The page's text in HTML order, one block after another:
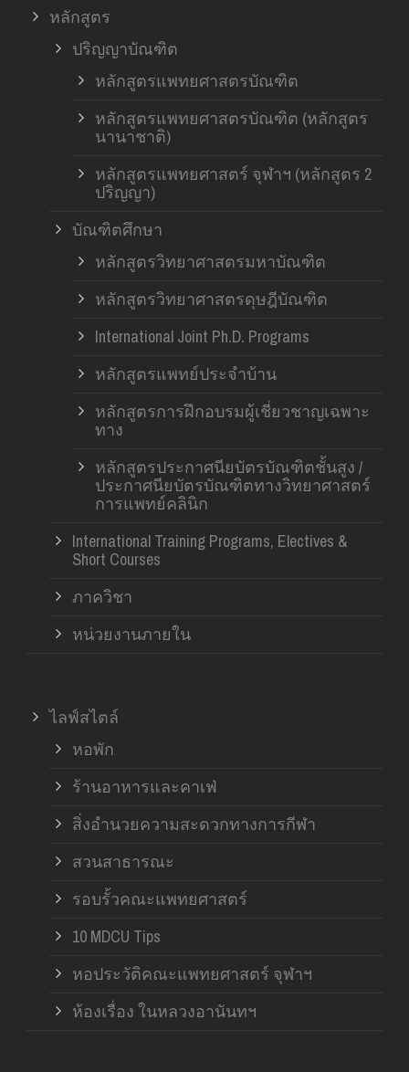
หลักสูตร
ปริญญาบัณฑิต
หลักสูตรแพทยศาสตรบัณฑิต
หลักสูตรแพทยศาสตรบัณฑิต (หลักสูตร
นานาชาติ)
หลักสูตรแพทยศาสตร์ จุฬาฯ (หลักสูตร 2
ปริญญา)
บัณฑิตศึกษา
หลักสูตรวิทยาศาสตรมหาบัณฑิต
หลักสูตรวิทยาศาสตรดุษฎีบัณฑิต
International Joint Ph.D. Programs
หลักสูตรแพทย์ประจำบ้าน
หลักสูตรการฝึกอบรมผู้เชี่ยวชาญเฉพาะ
ทาง
หลักสูตรประกาศนียบัตรบัณฑิตชั้นสูง /
ประกาศนียบัตรบัณฑิตทางวิทยาศาสตร์
การแพทย์คลินิก
International Training Programs, Electives &
Short Courses
ภาควิชา
หน่วยงานภายใน
ไลฟ์สไตล์
หอพัก
ร้านอาหารและคาเฟ่
สิ่งอำนวยความสะดวกทางการกีฬา
สวนสาธารณะ
รอบรั้วคณะแพทยศาสตร์
10 MDCU Tips
หอประวัติคณะแพทยศาสตร์ จุฬาฯ
ห้องเรื่อง ในหลวงอานันทฯ